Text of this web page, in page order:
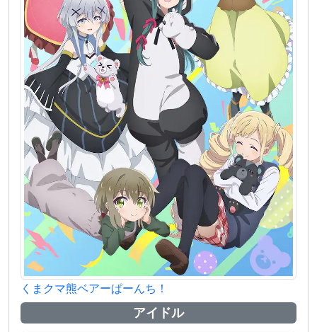
くまクマ熊ベアーぱーんち！
アイドル